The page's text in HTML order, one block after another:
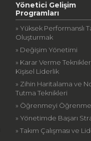
Yönetici Gelişim
Programları
» Yüksek Performanslı
Oluşturmak
» Değişim Yönetimi
» Karar Verme
Kişisel Liderlik
» Zihin Haritalama ve
Tutma Teknikleri
» Öğrenmeyi
» Yönetimde Başarı
» Takım Çalışması ve